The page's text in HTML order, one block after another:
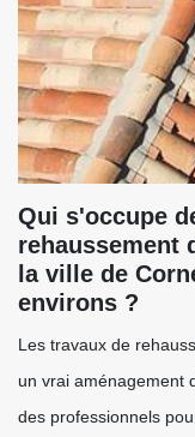
Qui s'occupe
rehaussement
la ville de
environs ?
Les travaux de
un vrai aménagement
des professionnels